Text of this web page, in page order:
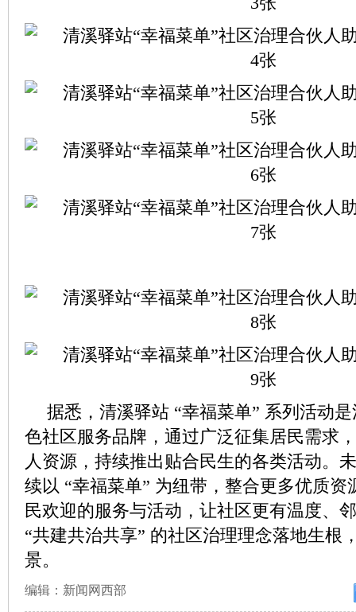
据悉，清溪驿站 “幸福菜单” 系列活动
色社区服务品牌，通过广泛征集居民需求
人资源，持续推出贴合民生的各类活动。
续以 “幸福菜单” 为纽带，整合更多优质资
民欢迎的服务与活动，让社区更有温度、
“共建共治共享” 的社区治理理念落地生根
景。
编辑：新闻网西部